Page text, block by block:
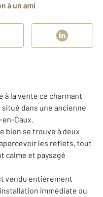
à un ami
à la vente ce charmant
dans une ancienne
Caux.
bien se trouve à deux
les reflets, tout
calme et paysagé
vendu entièrement
immédiate ou